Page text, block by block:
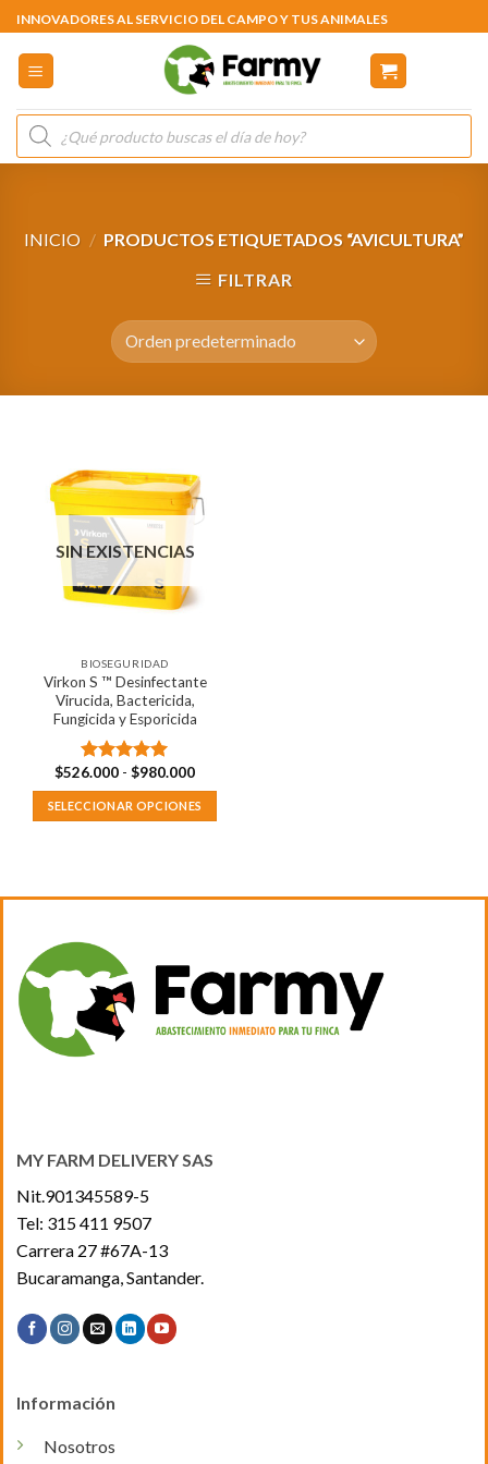
Skip
to
content
INNOVADORES AL SERVICIO DEL CAMPO Y TUS ANIMALES
Búsqueda
de
productos
INICIO / PRODUCTOS ETIQUETADOS “AVICULTURA”
FILTRAR
SIN EXISTENCIAS
BIOSEGURIDAD
Virkon S ™ Desinfectante
Virucida, Bactericida,
Fungicida y Esporicida
Valorado
con5.00
de 5
$526.000 - $980.000Rango
precios:
desde
$526.000
SELECCIONAR OPCIONES
múltiples
opciones
se
pueden
elegir
producto
MY FARM DELIVERY SAS
Nit.901345589-5
Tel: 315 411 9507
Carrera 27 #67A-13
Bucaramanga, Santander.
Información
Nosotros